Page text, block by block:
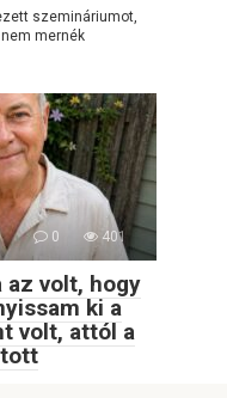
szemináriumot,
mernék
0 401
az volt, hogy
ki a
volt, attól a